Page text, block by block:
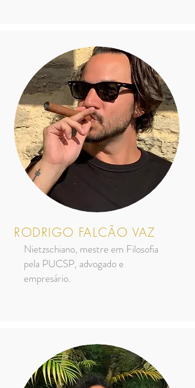
RODRIGO FALCÃO VAZ
Nietzschiano, mestre em Filosofia
pela PUCSP, advogado e
empresário.